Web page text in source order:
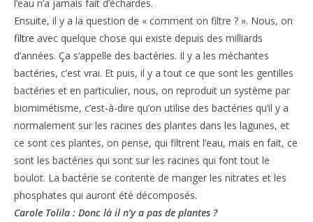
l’eau n’a jamais fait d’échardes.
Ensuite, il y a la question de « comment on filtre ? ». Nous, on
filtre avec quelque chose qui existe depuis des milliards
d’années. Ça s’appelle des bactéries. Il y a les méchantes
bactéries, c’est vrai. Et puis, il y a tout ce que sont les gentilles
bactéries et en particulier, nous, on reproduit un système par
biomimétisme, c’est-à-dire qu’on utilise des bactéries qu’il y a
normalement sur les racines des plantes dans les lagunes, et
ce sont ces plantes, on pense, qui filtrent l’eau, mais en fait, ce
sont les bactéries qui sont sur les racines qui font tout le
boulot. La bactérie se contente de manger les nitrates et les
phosphates qui auront été décomposés.
Carole Tolila : Donc là il n’y a pas de plantes ?